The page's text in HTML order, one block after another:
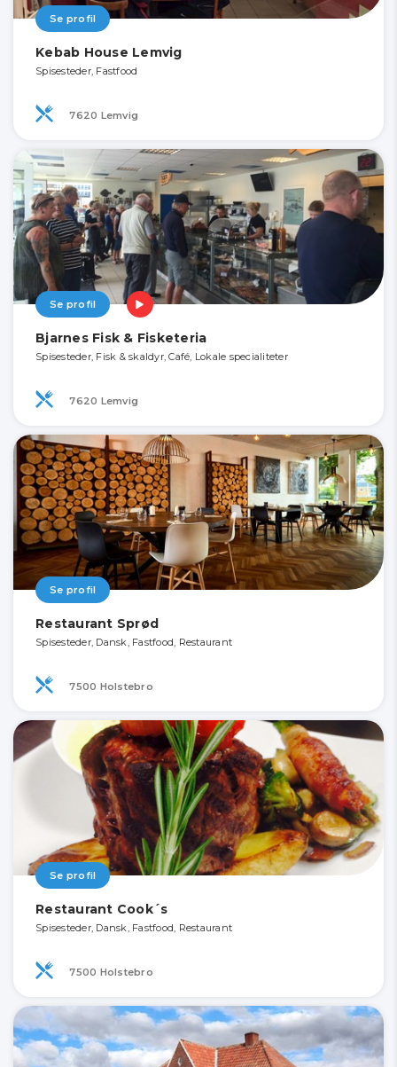
Se profil
Kebab House Lemvig
Spisesteder, Fastfood
7620 Lemvig
Se profil
Bjarnes Fisk & Fisketeria
Spisesteder, Fisk & skaldyr, Café, Lokale specialiteter
7620 Lemvig
Se profil
Restaurant Sprød
Spisesteder, Dansk, Fastfood, Restaurant
7500 Holstebro
Se profil
Restaurant Cook´s
Spisesteder, Dansk, Fastfood, Restaurant
7500 Holstebro